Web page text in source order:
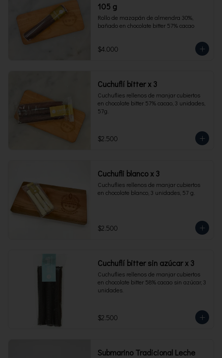
105 g
Rollo de mazapán de almendra 30%,
bañado en chocolate bitter 57% cacao
$4.000
Cuchuflí bitter x 3
Cuchuflies rellenos de manjar cubiertos
en chocolate bitter 57% cacao, 3 unidades,
57g.
$2.500
Cuchufli blanco x 3
Cuchuflies rellenos de manjar cubiertos
en chocolate blanco, 3 unidades, 57 g.
$2.500
Cuchuflí bitter sin azúcar x 3
Cuchuflies rellenos de manjar cubiertos
en chocolate bitter 58% cacao sin azúcar, 3
unidades.
$2.500
Submarino Tradicional Leche